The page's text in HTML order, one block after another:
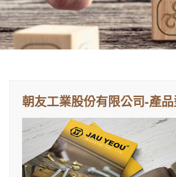
朝友工業股份有限公司-產